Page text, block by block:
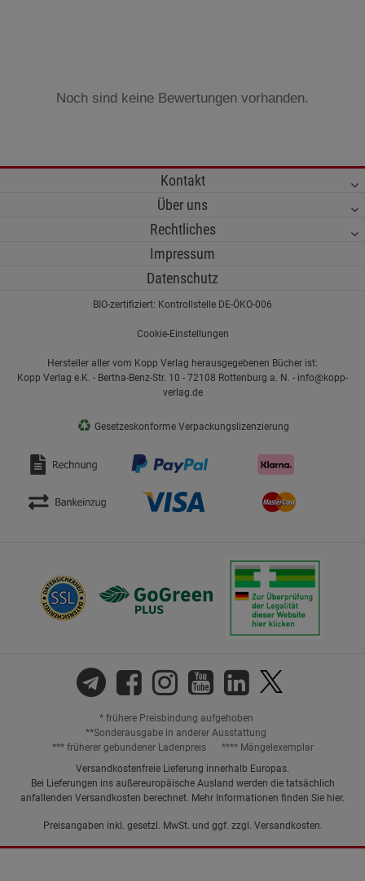
Noch sind keine Bewertungen vorhanden.
Kontakt
Über uns
Rechtliches
Impressum
Datenschutz
BIO-zertifiziert: Kontrollstelle DE-ÖKO-006
Cookie-Einstellungen
Hersteller aller vom Kopp Verlag herausgegebenen Bücher ist:
Kopp Verlag e.K. - Bertha-Benz-Str. 10 - 72108 Rottenburg a. N. - info@kopp-
verlag.de
♻ Gesetzeskonforme Verpackungslizenzierung
* frühere Preisbindung aufgehoben
**Sonderausgabe in anderer Ausstattung
*** früherer gebundener Ladenpreis
**** Mängelexemplar
Versandkostenfreie Lieferung innerhalb Europas.
Bei Lieferungen ins außereuropäische Ausland werden die tatsächlich
anfallenden Versandkosten berechnet. Mehr Informationen finden Sie hier.
Preisangaben inkl. gesetzl. MwSt. und ggf. zzgl. Versandkosten.